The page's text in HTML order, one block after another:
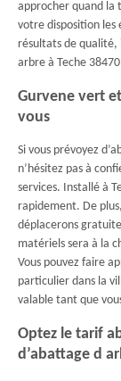
approcher quand la
votre disposition les
résultats de qualité,
arbre à Teche
Gurvene vert
vous
Si vous prévoyez
n’hésitez pas à
services. Installé à
rapidement. De
déplacerons
matériels sera à la
Vous pouvez faire
particulier dans la
valable tant que
Optez le tarif
d’abattage d